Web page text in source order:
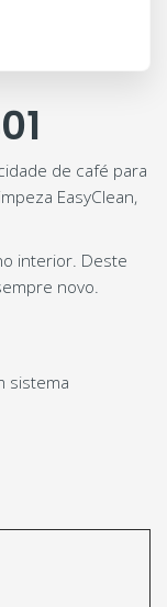
de café para
EasyClean,
interior. Deste
novo.
sistema